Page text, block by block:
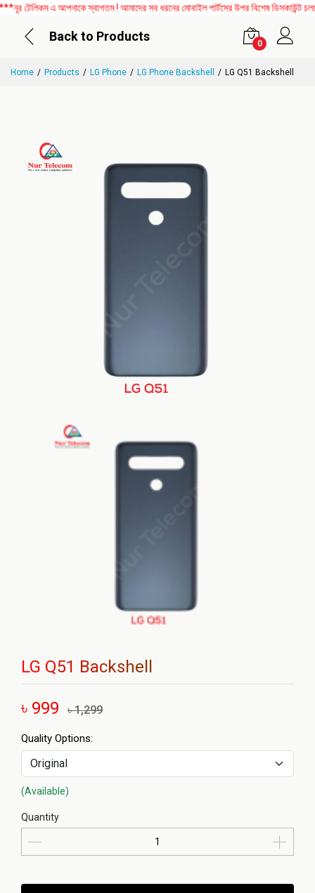
এ আপনাকে স্বাগতম ! আমাদের সব ধরনের মোবাইল পার্টসের উপর বিশেষ ডিসকাউন্ট
Back to Products
0
Home Products LG Phone LG Phone Backshell LG Q51 Backshell
LG Q51 Backshell
৳ 999 ৳ 1,299
Quality Options:
(Available)
Quantity